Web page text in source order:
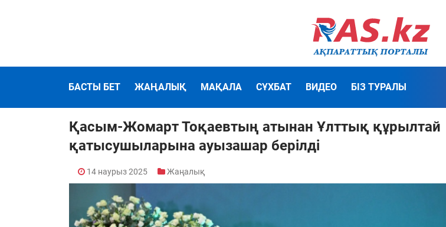
БАСТЫ БЕТ ЖАҢАЛЫҚ МАҚАЛА СҰХБАТ ВИДЕО БІЗ ТУРАЛЫ
Қасым-Жомарт Тоқаевтың атынан Ұлттық құрылтай
қатысушыларына ауызашар берілді
14 наурыз 2025 Жаңалық